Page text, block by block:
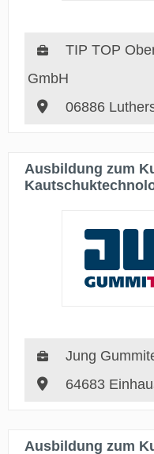
TIP TOP
GmbH
06886
Ausbildung zum
Jung
64683
Ausbildung zum